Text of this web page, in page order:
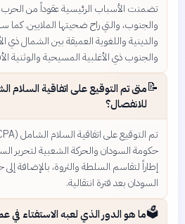
تضمنت الأسباب الرئيسية عقوداً من الحرب
والجنوب، والتي راح ضحيتها الملايين. كما
والدينية واللغوية العميقة بين الشمال ذي
والجنوب ذي الأغلبية المسيحية والوثنية
📝متى تم التوقيع على اتفاقية السلام
للانفصال؟
حكومة السودان والحركة الشعبية لتحرير
إطاراً لتقاسم السلطة والثروة، بالإضافة
السودان بعد فترة انتقالية.
🗳️ما هو الدور الذي لعبه الاستفتاء في